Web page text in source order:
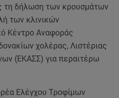
τη δήλωση των κρουσμάτων
των κλινικών
Κέντρο Αναφοράς
χολέρας, Λιστέριας
(ΕΚΑΣΣ) για περαιτέρω
Ελέγχου Τροφίμων